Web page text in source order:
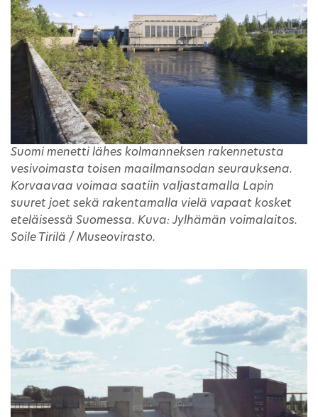
Suomi menetti lähes kolmanneksen rakennetusta
vesivoimasta toisen maailmansodan seurauksena.
Korvaavaa voimaa saatiin valjastamalla Lapin
suuret joet sekä rakentamalla vielä vapaat kosket
eteläisessä Suomessa. Kuva: Jylhämän voimalaitos.
Soile Tirilä / Museovirasto.